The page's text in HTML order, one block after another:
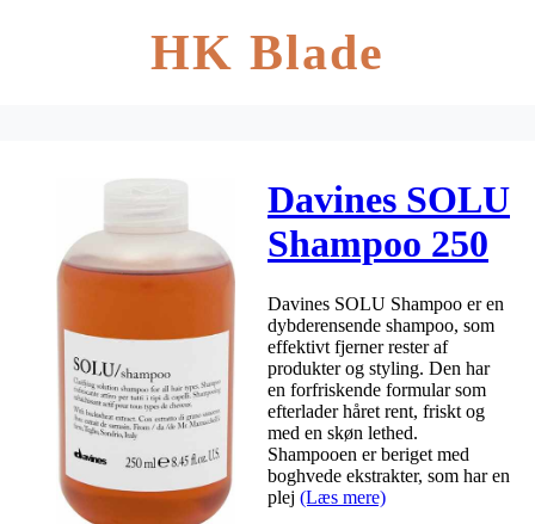
HK Blade
Davines SOLU
Shampoo 250
ml
Davines SOLU Shampoo er en
dybderensende shampoo, som
effektivt fjerner rester af
produkter og styling. Den har
en forfriskende formular som
efterlader håret rent, friskt og
med en skøn lethed.
Shampooen er beriget med
boghvede ekstrakter, som har en
plej (Læs mere)